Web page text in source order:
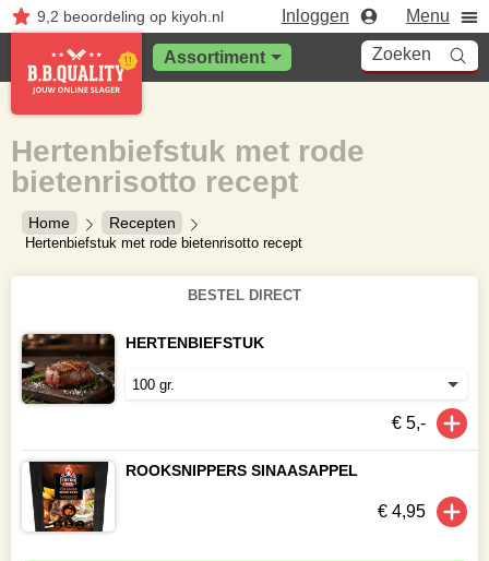
9,2 beoordelingop kiyoh.nl Inloggen Menu
Assortiment Zoeken
Home Recepten
Hertenbiefstuk met rode bietenrisotto recept
Hertenbiefstuk met rode
bietenrisotto recept
BESTEL DIRECT
HERTENBIEFSTUK
€ 5,-
ROOKSNIPPERS SINAASAPPEL
€ 4,95